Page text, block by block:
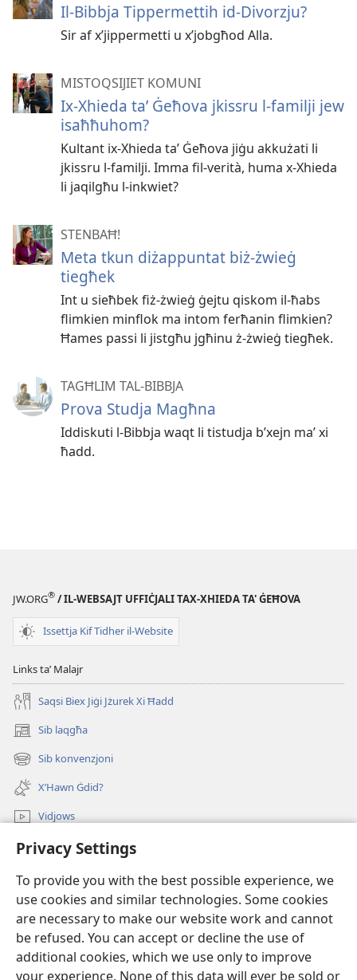
Privacy Settings
To provide you with the best possible experience, we
use cookies and similar technologies. Some cookies
are necessary to make our website work and cannot
be refused. You can accept or decline the use of
additional cookies, which we use only to improve
your experience. None of this data will ever be sold or
Il-Bibbja Tippermettih id-Divorzju?
Sir af x’jippermetti u x’jobgħod Alla.
MISTOQSIJIET KOMUNI
Ix-Xhieda taʼ Ġeħova jkissru l-familji jew
isaħħuhom?
Kultant ix-Xhieda taʼ Ġeħova jiġu akkużati li
jkissru l-familji. Imma fil-verità, huma x-Xhieda
li jaqilgħu l-inkwiet?
STENBAĦ!
Meta tkun diżappuntat biż-żwieġ
tiegħek
Int u sieħbek fiż-żwieġ ġejtu qiskom il-ħabs
flimkien minflok ma intom ferħanin flimkien?
Ħames passi li jistgħu jgħinu ż-żwieġ tiegħek.
TAGĦLIM TAL-BIBBJA
Prova Studja Magħna
Iddiskuti l-Bibbja waqt li tistudja b’xejn maʼ xi
ħadd.
JW.ORG® / IL-WEBSAJT UFFIĊJALI TAX-XHIEDA TA' ĠEĦOVA
Issettja Kif Tidher il-Website
Links taʼ Malajr
Saqsi Biex Jiġi Jżurek Xi Ħadd
Sib laqgħa
(opens
new
window)
Sib konvenzjoni
(opens
new
window)
X’Hawn Ġdid?
Vidjows
Fittex f’JW.ORG
Donazzjonijiet
(opens
new
window)LIBRERIJA ONLAJN tat-Torri tal-Għassa
(opens
new
window)JW Hub ®
(opens